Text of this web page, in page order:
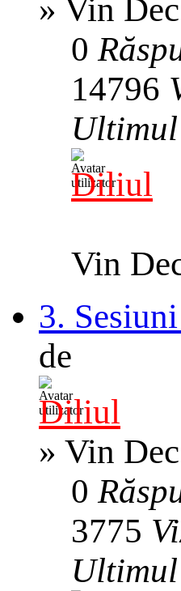
» Vin
0
14796
Diliul
Vin
3.
de
Diliul
» Vin
0
3775